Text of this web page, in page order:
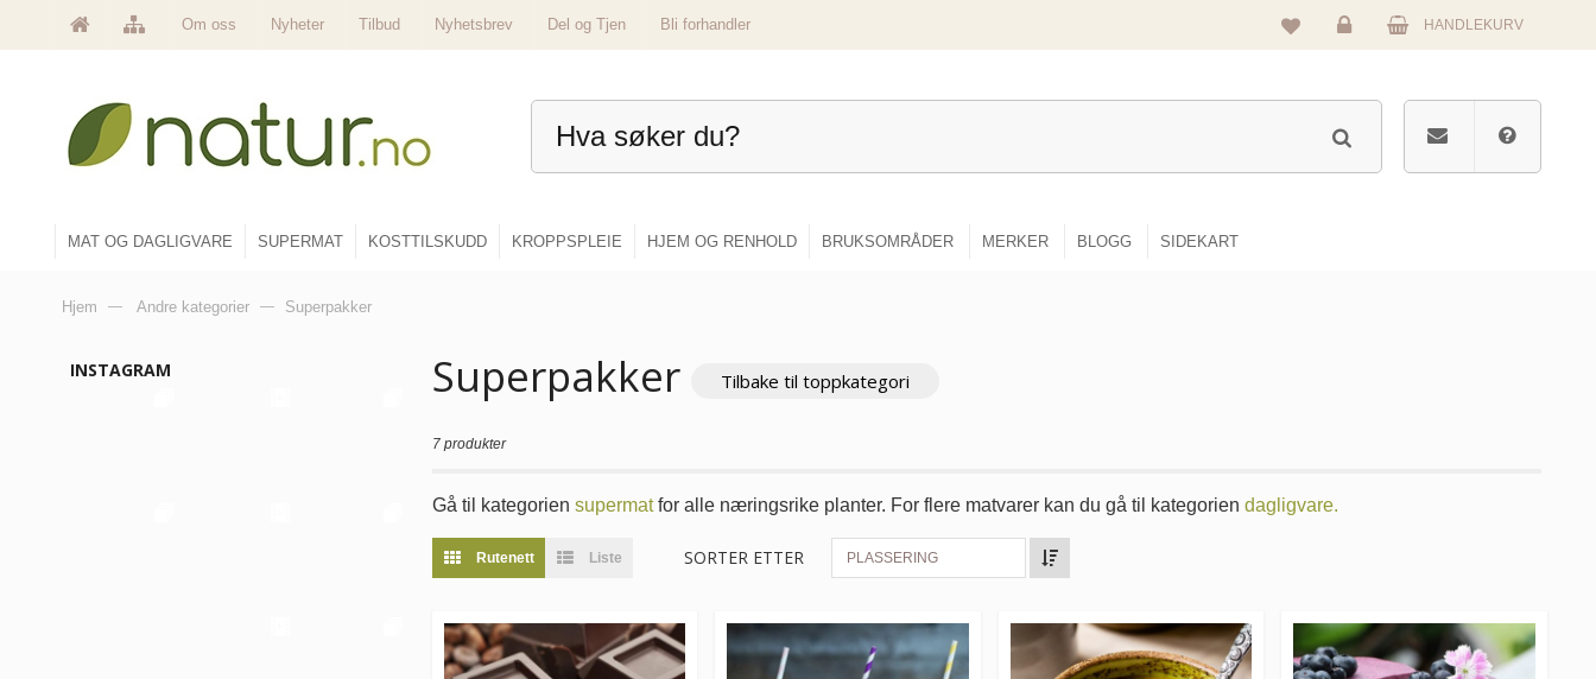
Om oss Nyheter Tilbud Nyhetsbrev Del og Tjen
Bli forhandler
Logg
HANDLEKURV
MAT OG DAGLIGVARE SUPERMAT KOSTTILSKUDD KROPPSPLEIE HJEM OG RENHOLD BRUKSOMRÅDER MERKER BLOGG SIDEKART
Hjem — Andre kategorier — Superpakker
Superpakker Tilbake til toppkategori
7 produkter
Gå til kategorien supermatfor alle næringsrike planter. For flere matvarer kan du gå til kategorien dagligvare.
Rutenett Liste SORTER ETTER PLASSERING
INSTAGRAM